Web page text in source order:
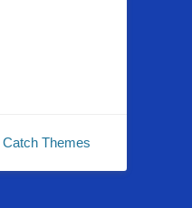
Catch Themes